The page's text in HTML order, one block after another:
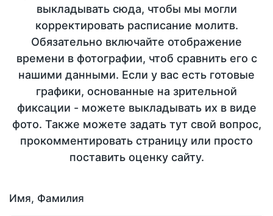
выкладывать сюда, чтобы мы могли
корректировать расписание молитв.
Обязательно включайте отображение
времени в фотографии, чтоб сравнить его с
нашими данными. Если у вас есть готовые
графики, основанные на зрительной
фиксации - можете выкладывать их в виде
фото. Также можете задать тут свой вопрос,
прокомментировать страницу или просто
поставить оценку сайту.
Имя, Фамилия